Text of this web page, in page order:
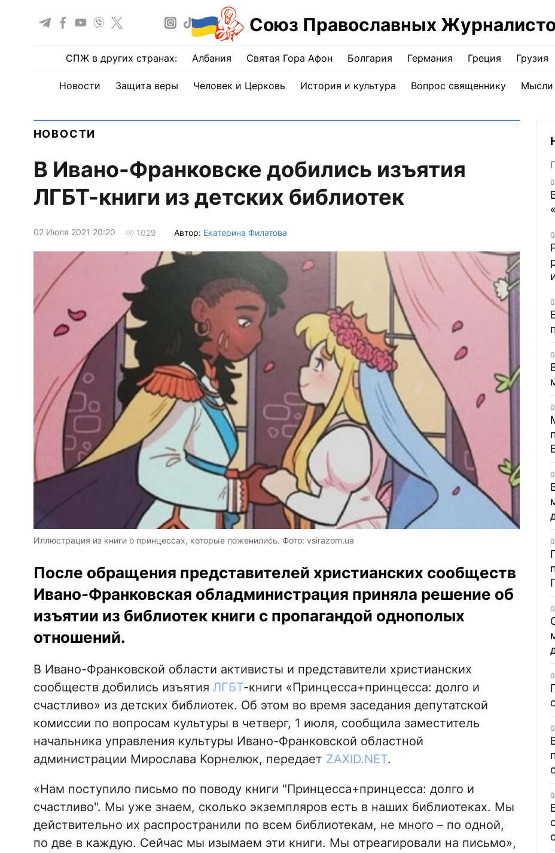
Союз Православных
СПЖ в других странах: Албания Святая Гора Афон Болгария Германия Греция Грузия
Новости Защита веры Человек и Церковь История и культура Вопрос священнику Мысли
НОВОСТИ
В Ивано-Франковске добились изъятия
ЛГБТ-книги из детских библиотек
02 Июля 2021 20:20 1029 Автор: Екатерина Филатова
Иллюстрация из книги о принцессах, которые поженились. Фото: vsirazom.ua
После обращения представителей христианских сообществ
Ивано-Франковская обладминистрация приняла решение об
изъятии из библиотек книги с пропагандой однополых
отношений.
В Ивано-Франковской области активисты и представители христианских
сообществ добились изъятия ЛГБТ-книги «Принцесса+принцесса: долго и
счастливо» из детских библиотек. Об этом во время заседания депутатской
комиссии по вопросам культуры в четверг, 1 июля, сообщила заместитель
начальника управления культуры Ивано-Франковской областной
администрации Мирослава Корнелюк, передает ZAXID.NET.
«Нам поступило письмо по поводу книги "Принцесса+принцесса: долго и
счастливо". Мы уже знаем, сколько экземпляров есть в наших библиотеках. Мы
действительно их распространили по всем библиотекам, не много – по одной,
по две в каждую. Сейчас мы изымаем эти книги. Мы отреагировали на письмо»,